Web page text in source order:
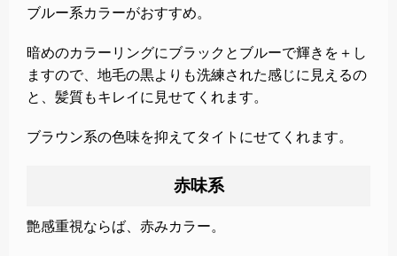
ブルー系カラーがおすすめ。
暗めのカラーリングにブラックとブルーで輝きを＋し
ますので、地毛の黒よりも洗練された感じに見えるの
と、髪質もキレイに見せてくれます。
ブラウン系の色味を抑えてタイトにせてくれます。
赤味系
艶感重視ならば、赤みカラー。